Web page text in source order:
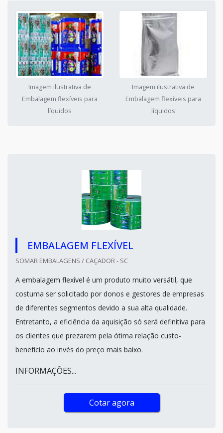
Imagem ilustrativa de
Embalagem flexíveis para
líquidos
Imagem ilustrativa de
Embalagem flexíveis para
líquidos
EMBALAGEM FLEXÍVEL
SOMAR EMBALAGENS / CAÇADOR - SC
A embalagem flexível é um produto muito versátil, que
costuma ser solicitado por donos e gestores de empresas
de diferentes segmentos devido a sua alta qualidade.
Entretanto, a eficiência da aquisição só será definitiva para
os clientes que prezarem pela ótima relação custo-
benefício ao invés do preço mais baixo.
INFORMAÇÕES...
Cotar agora